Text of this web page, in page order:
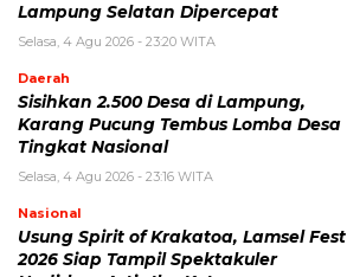
Lampung Selatan Dipercepat
Selasa, 4 Agu 2026 - 23:20 WITA
Daerah
Sisihkan 2.500 Desa di Lampung,
Karang Pucung Tembus Lomba Desa
Tingkat Nasional
Selasa, 4 Agu 2026 - 23:16 WITA
Nasional
Usung Spirit of Krakatoa, Lamsel Fest
2026 Siap Tampil Spektakuler